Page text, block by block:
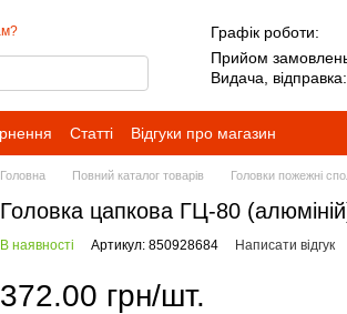
Графік роботи:
Прийом
Видача, відправка:
Статті Відгуки про магазин
Головна Повний каталог товарів Головки пожежні
Головка цапкова ГЦ-80
В наявності Артикул: 850928684 Написати відгук
372.00 грн/шт.